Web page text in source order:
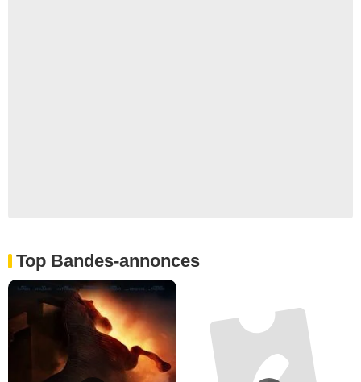
Top Bandes-annonces